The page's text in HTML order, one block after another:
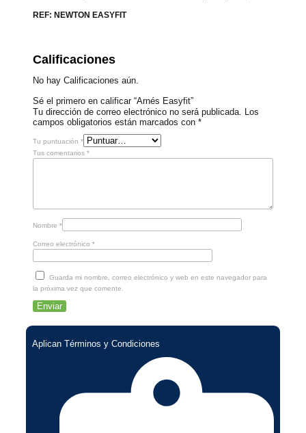
REF: NEWTON EASYFIT
Calificaciones
No hay Calificaciones aún.
Sé el primero en calificar “Arnés Easyfit”
Tu dirección de correo electrónico no será publicada. Los
campos obligatorios están marcados con *
Tu puntuación *
Tus comentarios *
Nombre *
Correo electrónico *
Guarda mi nombre, correo electrónico y web en este navegador para
la próxima vez que comente.
Aplican Términos y Condiciones